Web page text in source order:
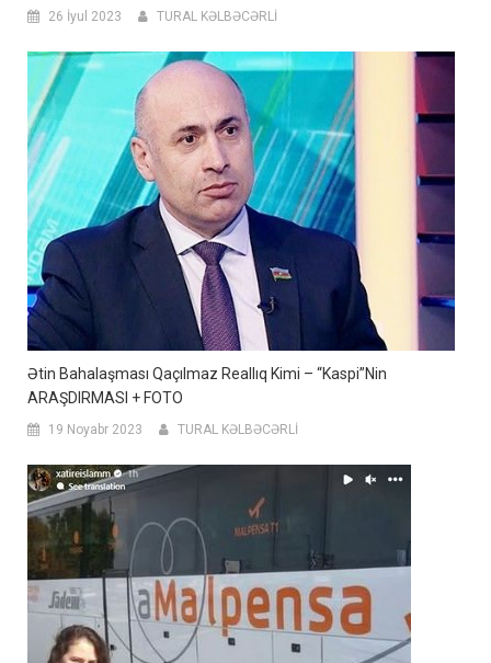
26 İyul 2023 TURAL KƏLBƏCƏRLİ
Ətin Bahalaşması Qaçılmaz Reallıq Kimi – “Kaspi”nin
ARAŞDIRMASI + FOTO
19 Noyabr 2023 TURAL KƏLBƏCƏRLİ